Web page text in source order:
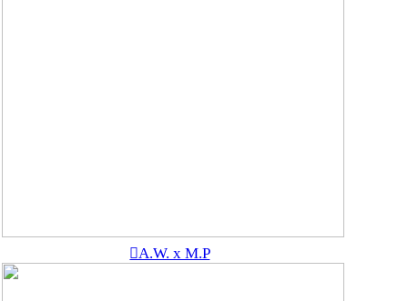
︎A.W. x M.P